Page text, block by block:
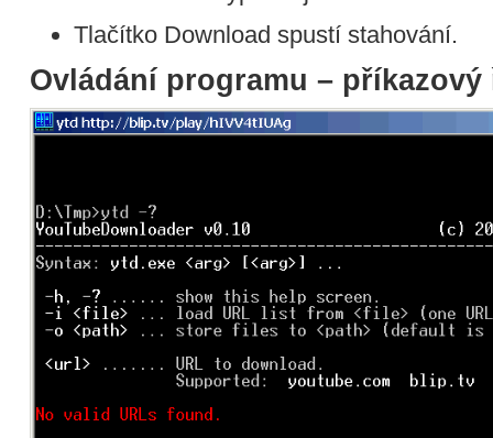
Tlačítko Download spustí stahování.
Ovládání programu – příkazový